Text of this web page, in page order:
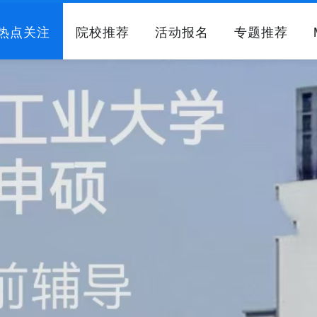
点关注 院校推荐 活动报名 专题推荐